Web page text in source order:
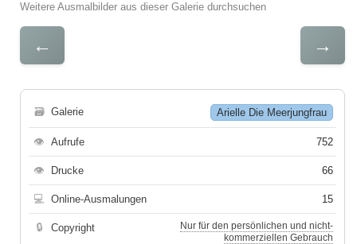
Weitere Ausmalbilder aus dieser Galerie durchsuchen
← →
🗃 Galerie Arielle Die Meerjungfrau
👁 Aufrufe 752
👁 Drucke 66
💻 Online-Ausmalungen 15
🔒 Copyright
Nur für den persönlichen und nicht-
kommerziellen Gebrauch